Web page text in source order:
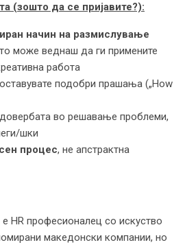
(зошто да се пријавите?):
начин на размислување
може веднаш да ги примените
работа
подобри прашања („How
во решавање проблеми,
шки
процес, не апстрактна
е HR професионалец со искуство
македонски компании, но